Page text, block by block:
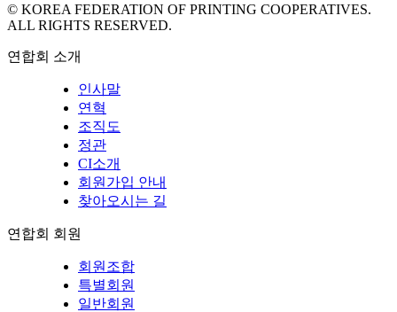
© KOREA FEDERATION OF PRINTING COOPERATIVES.
ALL RIGHTS RESERVED.
연합회 소개
인사말
연혁
조직도
정관
CI소개
회원가입 안내
찾아오시는 길
연합회 회원
회원조합
특별회원
일반회원